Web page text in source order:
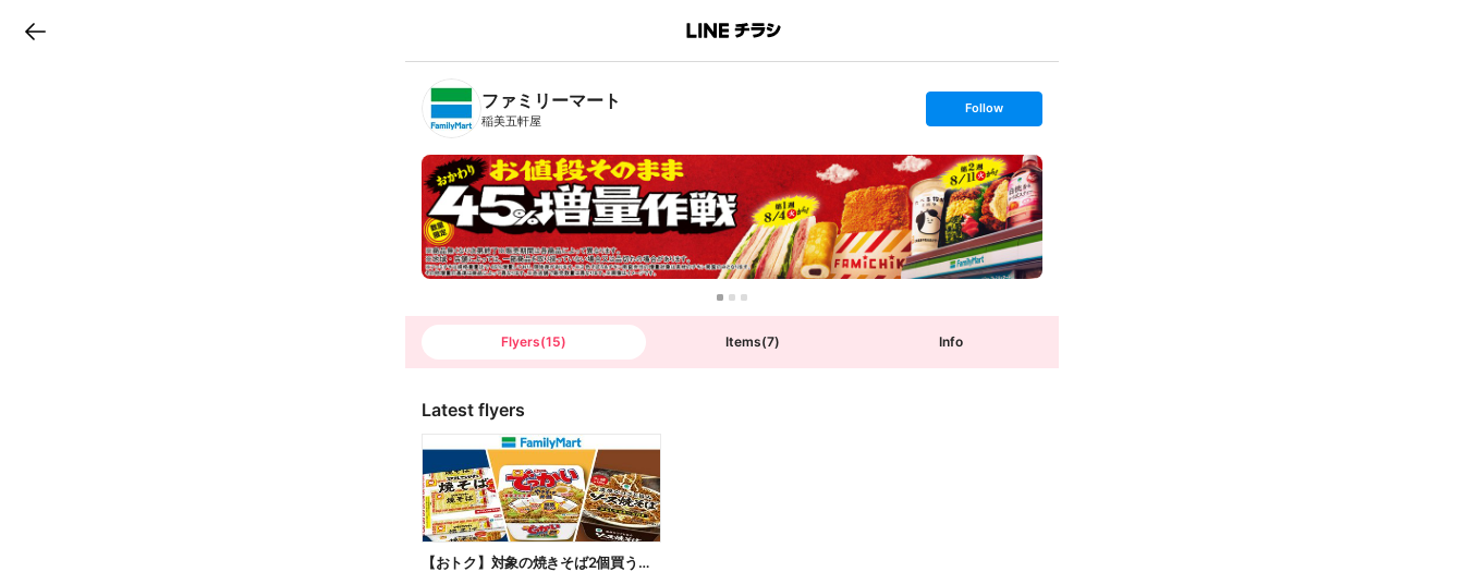
B
n
T
ファミリーマート
稲美五軒屋
s
t
o
l
l
o
w
Follow
Flyers(15) Items(7) Info
Latest flyers
【おトク】対象の焼きそば2個買うと100円引き!